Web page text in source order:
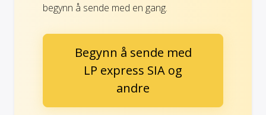
begynn å sende med en gang.
Begynn å sende med
LP express SIA og
andre